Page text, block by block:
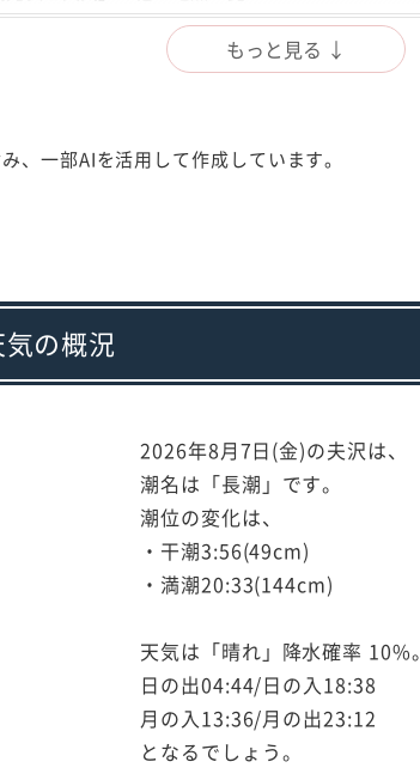
もっと見る ↓
、一部AIを活用して作成しています。
の概況
2026年8月7日(金)の夫沢は、
潮名は「長潮」です。
潮位の変化は、
・干潮3:56(49cm)
・満潮20:33(144cm)
天気は「晴れ」降水確率 10%。
日の出04:44/日の入18:38
月の入13:36/月の出23:12
となるでしょう。